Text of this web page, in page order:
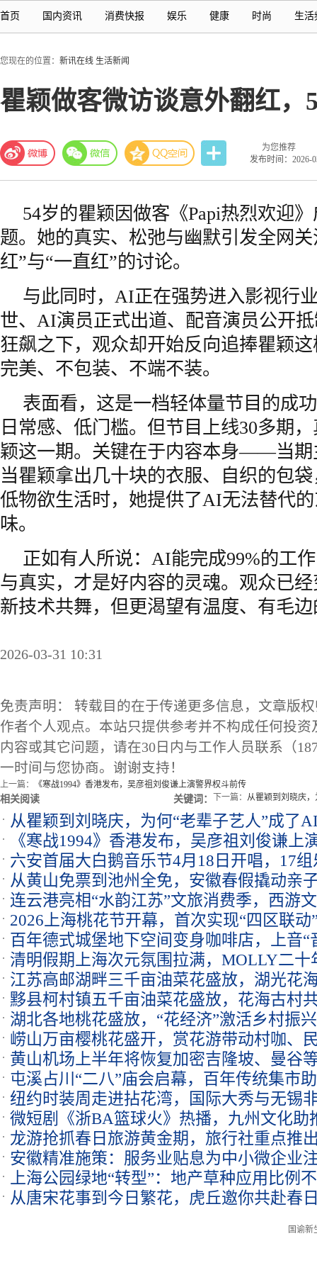
首页 国内资讯 消费快报 娱乐 健康 时尚 生活
您现在的位置： 新讯在线 生活新闻
瞿颖做客微访谈意外翻红，
为您推荐
发布时间：2026-
54岁的瞿颖因做客《Papi热烈欢迎
题。她的真实、松弛与幽默引发全网
红”与“一直红”的讨论。
与此同时，AI正在强势进入影视行
世、AI演员正式出道、配音演员公开
狂飙之下，观众却开始反向追捧瞿颖
完美、不包装、不端不装。
表面看，这是一档轻体量节目的成
日常感、低门槛。但节目上线30多期
颖这一期。关键在于内容本身——当期
当瞿颖拿出几十块的衣服、自织的包
低物欲生活时，她提供了AI无法替代
味。
正如有人所说：AI能完成99%的工
与真实，才是好内容的灵魂。观众已
新技术共舞，但更渴望有温度、有毛
2026-03-31 10:31
免责声明： 转载目的在于传递更多信息，文章版
作者个人观点。本站只提供参考并不构成任何投
内容或其它问题，请在30日内与工作人员联系（
一时间与您协商。谢谢支持！
上一篇：
《寒战1994》香港发布，吴彦祖刘俊谦上演警界权斗前传
下一篇： 从瞿颖到刘晓庆
相关阅读 关键词：
从瞿颖到刘晓庆，为何“老辈子艺人”成了
《寒战1994》香港发布，吴彦祖刘俊谦上
六安首届大白鹅音乐节4月18日开唱，17
从黄山免票到池州全免，安徽春假撬动亲
连云港亮相“水韵江苏”文旅消费季，西游
2026上海桃花节开幕，首次实现“四区联动
百年德式城堡地下空间变身咖啡店，上音“
清明假期上海次元氛围拉满，MOLLY二十
江苏高邮湖畔三千亩油菜花盛放，湖光花
黟县柯村镇五千亩油菜花盛放，花海古村
湖北各地桃花盛放，“花经济”激活乡村振
崂山万亩樱桃花盛开，赏花游带动村咖、
黄山机场上半年将恢复加密吉隆坡、曼谷
屯溪占川“二八”庙会启幕，百年传统集市
纽约时装周走进拈花湾，国际大秀与无锡
微短剧《浙BA篮球火》热播，九州文化助
龙游抢抓春日旅游黄金期，旅行社重点推
安徽精准施策：服务业贴息为中小微企业
上海公园绿地“转型”：地产草种应用比例
从唐宋花事到今日繁花，虎丘邀你共赴春
国谕新